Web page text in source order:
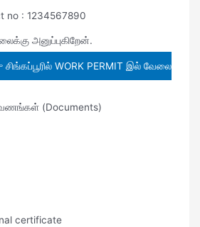
no : 1234567890
அனுப்புகிறேன்.
சிங்கப்பூரில் WORK PERMIT இல் வேலை
(Documents)
certificate